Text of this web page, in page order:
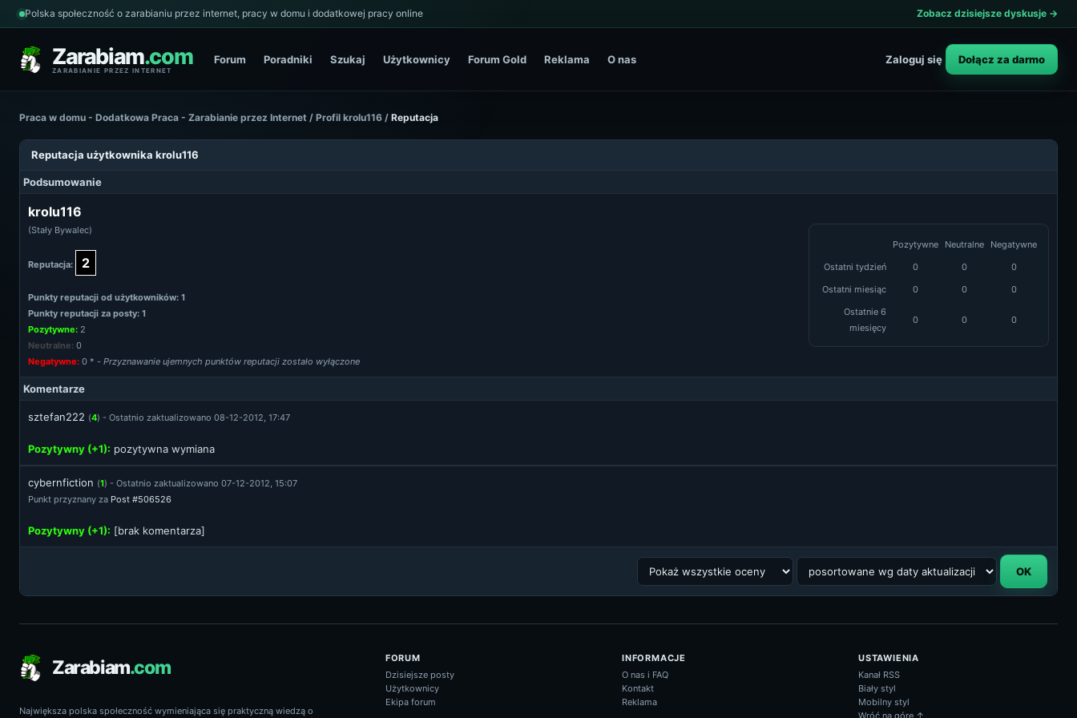
Polska społeczność o zarabianiu przez internet, pracy w domu i dodatkowej pracy online Zobacz dzisiejsze dyskusje →
Zarabiam.com
ZARABIANIE PRZEZ INTERNET
Forum Poradniki Szukaj Użytkownicy Forum Gold Reklama O nas Zaloguj się Dołącz za darmo
Praca w domu - Dodatkowa Praca - Zarabianie przez Internet / Profil krolu116 / Reputacja
Reputacja użytkownika krolu116
Podsumowanie
krolu116
(Stały Bywalec)
Reputacja: 2
Punkty reputacji od użytkowników: 1
Punkty reputacji za posty: 1
Pozytywne: 2
Neutralne: 0
Negatywne: 0 * - Przyznawanie ujemnych punktów reputacji zostało wyłączone
Pozytywne Neutralne
Negatywne
Ostatni tydzień
0 0
0
Ostatni miesiąc
0 0
0
Ostatnie 6
miesięcy
0 0 0
Komentarze
sztefan222 (4) - Ostatnio zaktualizowano 08-12-2012, 17:47
Pozytywny (+1): pozytywna wymiana
cybernfiction (1) - Ostatnio zaktualizowano 07-12-2012, 15:07
Punkt przyznany za Post #506526
Pozytywny (+1): [brak komentarza]
Zarabiam.com
Największa polska społeczność wymieniająca się praktyczną wiedzą o
FORUM
Dzisiejsze posty
Użytkownicy
Ekipa forum
INFORMACJE
O nas i FAQ
Kontakt
Reklama
USTAWIENIA
Kanał RSS
Biały styl
Mobilny styl
Wróć na górę ↑